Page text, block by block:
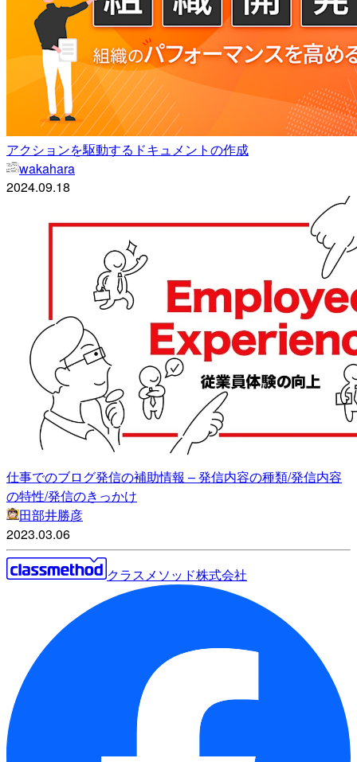
アクションを駆動するドキュメントの作成
wakahara
2024.09.18
仕事でのブログ発信の補助情報 – 発信内容の種類/発信内容
の特性/発信のきっかけ
田部井勝彦
2023.03.06
クラスメソッド株式会社